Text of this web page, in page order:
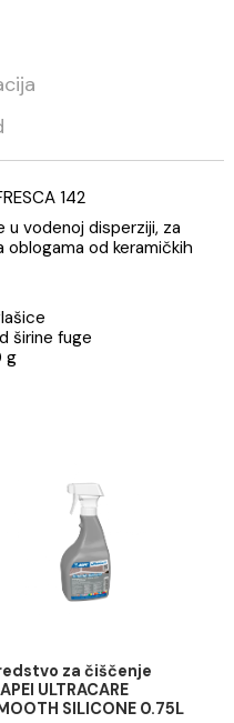
Mapei
FRESCA 142
u vodenoj disperziji, za
na oblogama od
g